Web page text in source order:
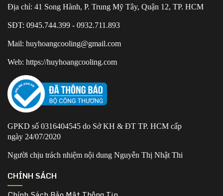
Địa chỉ: 41 Song Hành, P. Trung Mỹ Tây, Quận 12, TP. HCM
SĐT: 0945.744.399 - 0932.711.893
Mail: huyhoangcooling@gmail.com
Web: https://huyhoangcooling.com
GPKD số 0316404545 do Sở KH & ĐT TP. HCM cấp
ngày 24/07/2020
Người chịu trách nhiệm nội dung Nguyễn Thị Nhật Thi
CHÍNH SÁCH